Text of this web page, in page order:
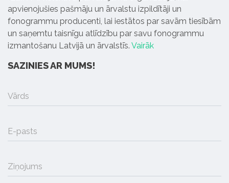
apvienojušies pašmāju un ārvalstu izpildītāji un
fonogrammu producenti, lai iestātos par savām tiesībām
un saņemtu taisnīgu atlīdzību par savu fonogrammu
izmantošanu Latvijā un ārvalstīs. Vairāk
SAZINIES AR MUMS!
Vārds
E-pasts
Ziņojums